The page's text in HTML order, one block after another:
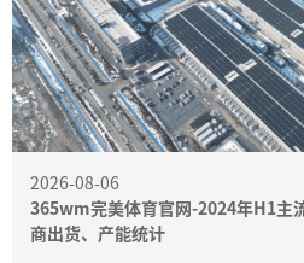
2026-08-06
365wm完美体育官网-2024年H1主
商出货、产能统计